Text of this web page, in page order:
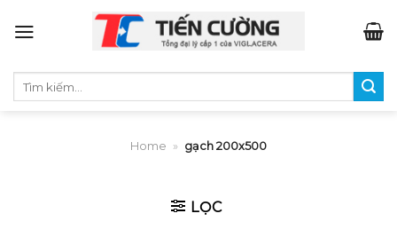
Home » gạch 200x500
LỌC